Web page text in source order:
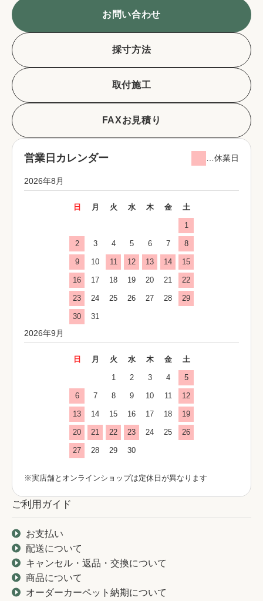
お問い合わせ
採寸方法
取付施工
FAXお見積り
営業日カレンダー …休業日
2026年8月
日 月 火 水 木 金 土
1
2 3 4 5 6 7 8
9 10 11 12 13 14 15
16 17 18 19 20 21 22
23 24 25 26 27 28 29
30 31
2026年9月
日 月 火 水 木 金 土
1 2 3 4 5
6 7 8 9 10 11 12
13 14 15 16 17 18 19
20 21 22 23 24 25 26
27 28 29 30
※実店舗とオンラインショップは定休日が異なります
ご利用ガイド
お支払い
配送について
キャンセル・返品・交換について
商品について
オーダーカーペット納期について